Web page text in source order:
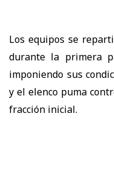
Los equipos se
durante la primera
imponiendo sus
y el elenco puma
fracción inicial.